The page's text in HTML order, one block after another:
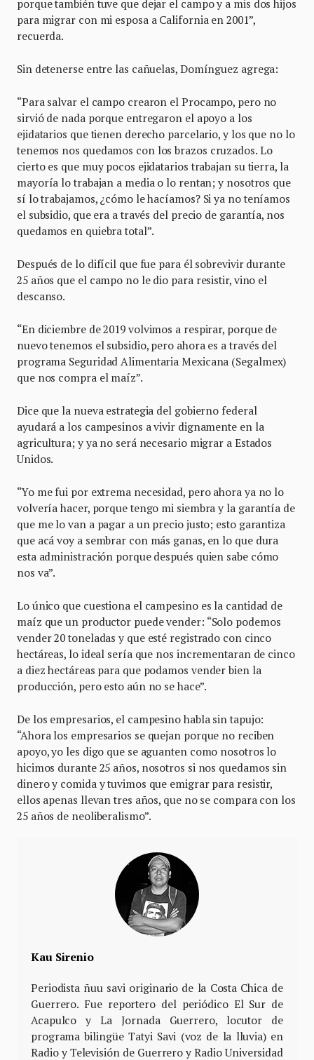
porque también tuve que dejar el campo y a mis dos hijos
para migrar con mi esposa a California en 2001”,
recuerda.
Sin detenerse entre las cañuelas, Domínguez agrega:
“Para salvar el campo crearon el Procampo, pero no
sirvió de nada porque entregaron el apoyo a los
ejidatarios que tienen derecho parcelario, y los que no lo
tenemos nos quedamos con los brazos cruzados. Lo
cierto es que muy pocos ejidatarios trabajan su tierra, la
mayoría lo trabajan a media o lo rentan; y nosotros que
sí lo trabajamos, ¿cómo le hacíamos? Si ya no teníamos
el subsidio, que era a través del precio de garantía, nos
quedamos en quiebra total”.
Después de lo difícil que fue para él sobrevivir durante
25 años que el campo no le dio para resistir, vino el
descanso.
“En diciembre de 2019 volvimos a respirar, porque de
nuevo tenemos el subsidio, pero ahora es a través del
programa Seguridad Alimentaria Mexicana (Segalmex)
que nos compra el maíz”.
Dice que la nueva estrategia del gobierno federal
ayudará a los campesinos a vivir dignamente en la
agricultura; y ya no será necesario migrar a Estados
Unidos.
“Yo me fui por extrema necesidad, pero ahora ya no lo
volvería hacer, porque tengo mi siembra y la garantía de
que me lo van a pagar a un precio justo; esto garantiza
que acá voy a sembrar con más ganas, en lo que dura
esta administración porque después quien sabe cómo
nos va”.
Lo único que cuestiona el campesino es la cantidad de
maíz que un productor puede vender: “Solo podemos
vender 20 toneladas y que esté registrado con cinco
hectáreas, lo ideal sería que nos incrementaran de cinco
a diez hectáreas para que podamos vender bien la
producción, pero esto aún no se hace”.
De los empresarios, el campesino habla sin tapujo:
“Ahora los empresarios se quejan porque no reciben
apoyo, yo les digo que se aguanten como nosotros lo
hicimos durante 25 años, nosotros si nos quedamos sin
dinero y comida y tuvimos que emigrar para resistir,
ellos apenas llevan tres años, que no se compara con los
25 años de neoliberalismo”.
Kau Sirenio
Periodista ñuu savi originario de la Costa Chica de
Guerrero. Fue reportero del periódico El Sur de
Acapulco y La Jornada Guerrero, locutor de
programa bilingüe Tatyi Savi (voz de la lluvia) en
Radio y Televisión de Guerrero y Radio Universidad